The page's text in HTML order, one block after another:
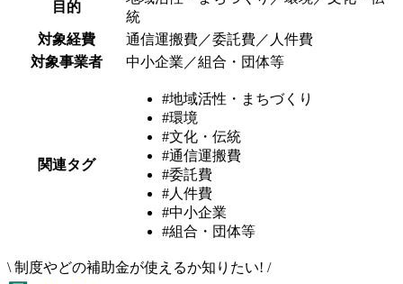
目的
統
対象経費
通信運搬費／委託費／人件費
対象事業者
中小企業／組合・団体等
関連タグ
#地域活性・まちづくり
#環境
#文化・伝統
#通信運搬費
#委託費
#人件費
#中小企業
#組合・団体等
\ 制度やどの補助金が使えるか知りたい! /